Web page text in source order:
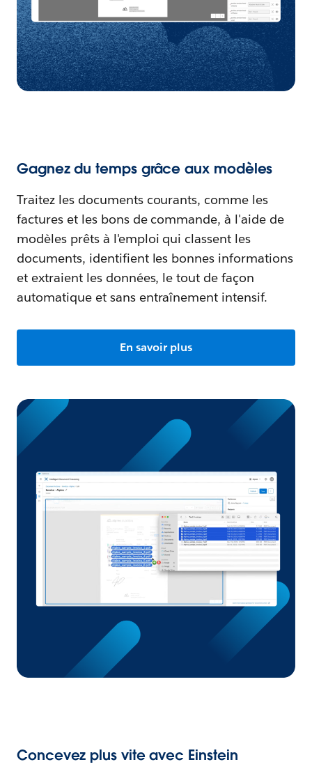
Gagnez du temps grâce aux modèles
Traitez les documents courants, comme les
factures et les bons de commande, à l'aide de
modèles prêts à l'emploi qui classent les
documents, identifient les bonnes informations
et extraient les données, le tout de façon
automatique et sans entraînement intensif.
En savoir plus
Concevez plus vite avec Einstein